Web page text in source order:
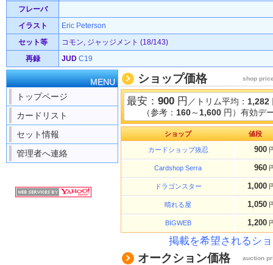
フレーバ
イラスト
Eric Peterson
セット等
コモン, ジャッジメント (18/143)
再録
JUD C19
MENU
トップページ
カードリスト
セット情報
管理者へ連絡
ショップ価格 shop
最安： 900 円 ／トリム平均： 1,282
（参考： 160～ 1,600 円）有効デ
ショップ 値段
カードショップ抜忍 900
Cardshop Serra 960
ドラゴンスター 1,000
晴れる屋 1,050
BIGWEB 1,200
掲載を希望されるシ
オークション価格 auction